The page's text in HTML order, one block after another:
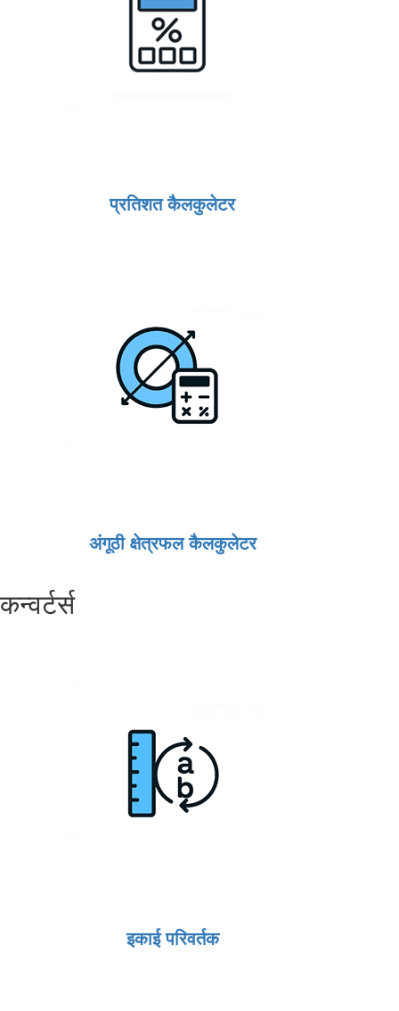
प्रतिशत कैलकुलेटर
अंगूठी क्षेत्रफल कैलकुलेटर
कन्वर्टर्स
इकाई परिवर्तक